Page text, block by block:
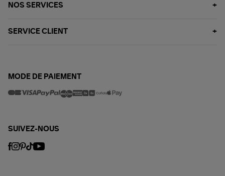
NOS SERVICES
SERVICE CLIENT
MODE DE PAIEMENT
SUIVEZ-NOUS